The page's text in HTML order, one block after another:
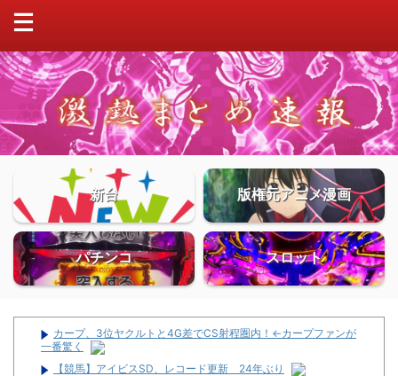
新台 版権元アニメ漫画
パチンコ スロット
カープ、3位ヤクルトと4G差でCS射程圏内！←カープファンが
一番驚く
【競馬】アイビスSD、レコード更新 24年ぶり